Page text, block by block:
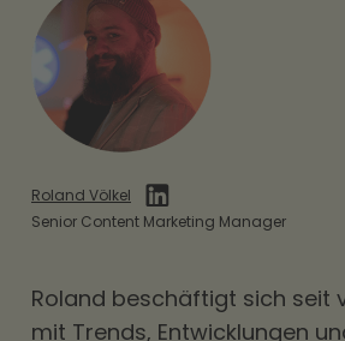
Roland Völkel
Senior Content Marketing Manager
Roland beschäftigt sich seit
mit Trends, Entwicklungen